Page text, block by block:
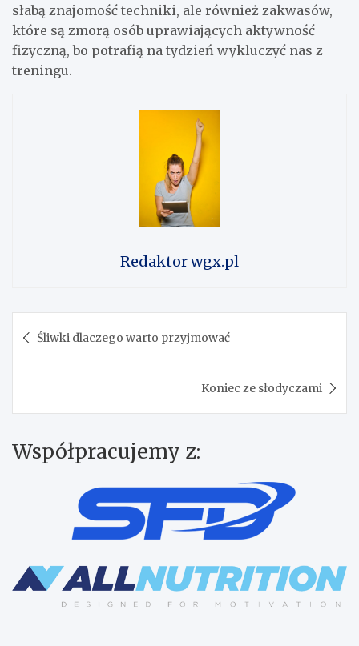
słabą znajomość techniki, ale również zakwasów,
które są zmorą osób uprawiających aktywność
fizyczną, bo potrafią na tydzień wykluczyć nas z
treningu.
Redaktor wgx.pl
Nawigacja
wpisu
Śliwki dlaczego warto przyjmować
Koniec ze słodyczami
Współpracujemy z: